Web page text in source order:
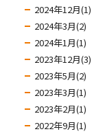
2024年12月(1)
2024年3月(2)
2024年1月(1)
2023年12月(3)
2023年5月(2)
2023年3月(1)
2023年2月(1)
2022年9月(1)